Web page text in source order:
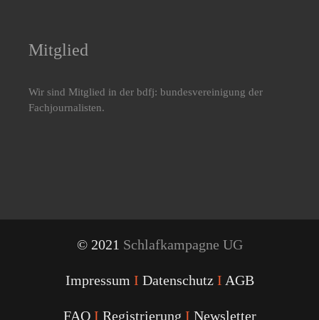
Mitglied
Wir sind Mitglied in der bdfj: bundesvereinigung der
Fachjournalisten.
© 2021 Schlafkampagne UG
Impressum I Datenschutz I AGB
FAQ I Registrierung I Newsletter